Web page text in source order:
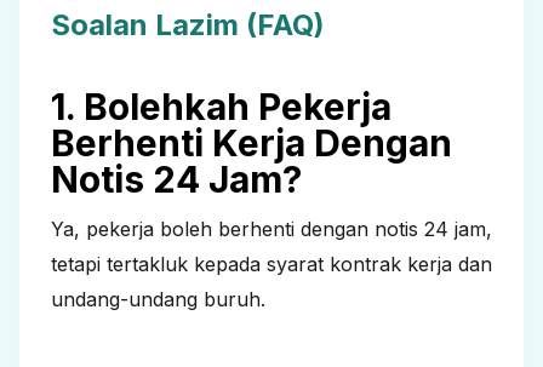
Soalan Lazim (FAQ)
1. Bolehkah Pekerja
Berhenti Kerja Dengan
Notis 24 Jam?
Ya, pekerja boleh berhenti dengan notis 24 jam,
tetapi tertakluk kepada syarat kontrak kerja dan
undang-undang buruh.